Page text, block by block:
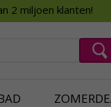
2 miljoen klanten!